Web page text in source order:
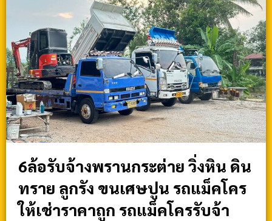
6ล้อรับจ้างพรานกระต่าย วิ่งหิน ดิน
ทราย ลูกรัง ขนเศษปูน รถแม็คโคร
ให้เช่าราคาถูก รถแม็คโครรับจ้า